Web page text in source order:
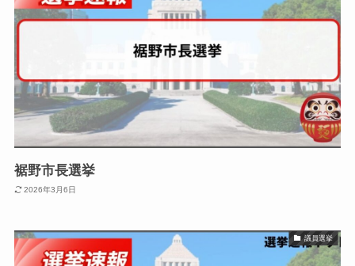
裾野市長選挙
2026年3月6日
議員選挙